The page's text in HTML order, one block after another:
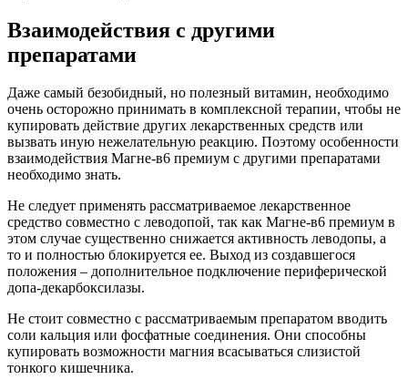
Взаимодействия с другими
препаратами
Даже самый безобидный, но полезный витамин, необходимо
очень осторожно принимать в комплексной терапии, чтобы не
купировать действие других лекарственных средств или
вызвать иную нежелательную реакцию. Поэтому особенности
взаимодействия Магне-в6 премиум с другими препаратами
необходимо знать.
Не следует применять рассматриваемое лекарственное
средство совместно с леводопой, так как Магне-в6 премиум в
этом случае существенно снижается активность леводопы, а
то и полностью блокируется ее. Выход из создавшегося
положения – дополнительное подключение периферической
допа-декарбоксилазы.
Не стоит совместно с рассматриваемым препаратом вводить
соли кальция или фосфатные соединения. Они способны
купировать возможности магния всасываться слизистой
тонкого кишечника.